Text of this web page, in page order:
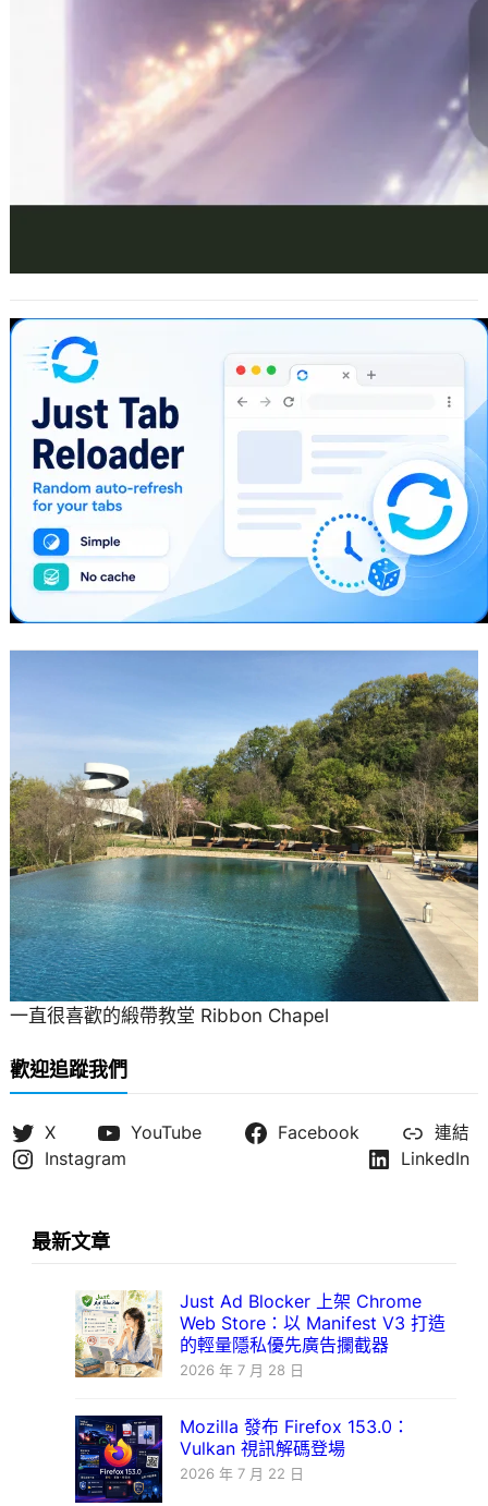
2026 年 5 月 18 日
對於經常需要緊盯各種監控儀表板的工
程師或財經、研究等多領域的工作者來
說，常在日常工作中遇到類似問題，許
多防火牆…
一直很喜歡的緞帶教堂 Ribbon Chapel
歡迎追蹤我們
X YouTube Facebook
連結
Instagram
LinkedIn
最新文章
Just Ad Blocker 上架 Chrome
Web Store：以 Manifest V3 打造
的輕量隱私優先廣告攔截器
2026 年 7 月 28 日
Mozilla 發布 Firefox 153.0：
Vulkan 視訊解碼登場
2026 年 7 月 22 日